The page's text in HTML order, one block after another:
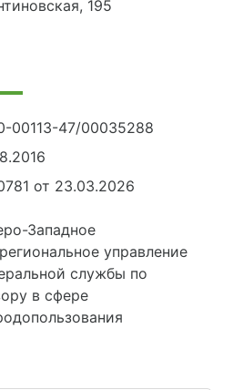
195
00113-47/00035288
от 23.03.2026
Западное
управление
службы по
в сфере